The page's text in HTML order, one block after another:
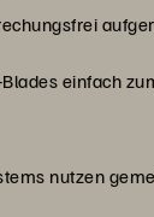
einfach
nutzen